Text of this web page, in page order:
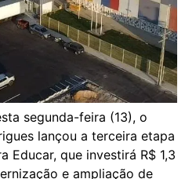
segunda-feira (13), o
lançou a terceira etapa
Educar, que investirá R$ 1,3
e ampliação de